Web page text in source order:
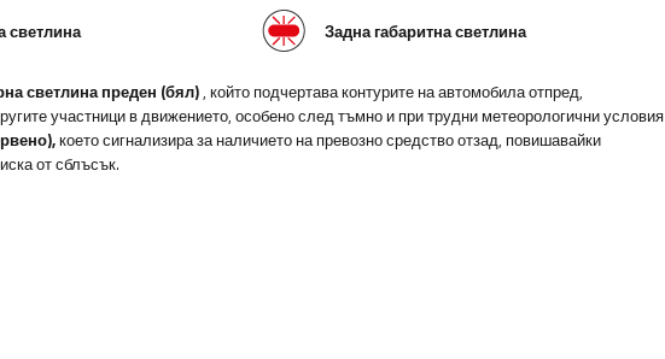
светлина Задна габаритна светлина
светлина преден (бял), който подчертава контурите на автомобила отпред,
участници в движението, особено след тъмно и при трудни метеорологични условия
което сигнализира за наличието на превозно средство отзад, повишавайки
от сблъсък.